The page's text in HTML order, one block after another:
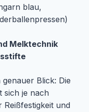
blau,
Melktechnik
Blick: Die
sich je nach
Reißfestigkeit und